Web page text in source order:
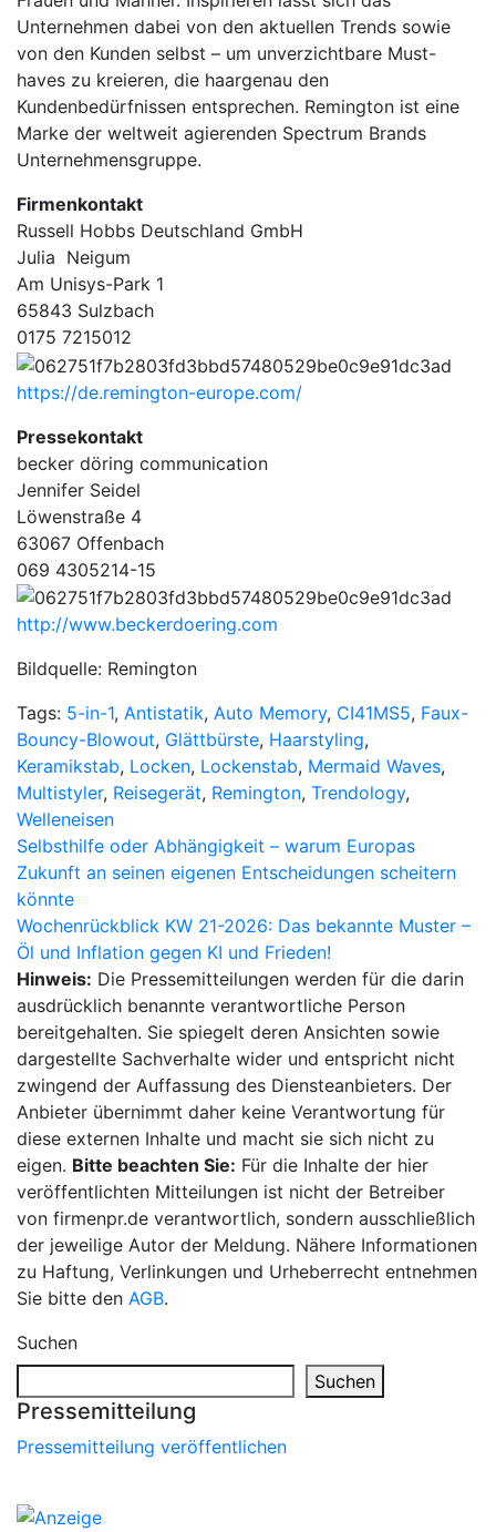
Unternehmen dabei von den aktuellen Trends sowie
von den Kunden selbst – um unverzichtbare Must-
haves zu kreieren, die haargenau den
Kundenbedürfnissen entsprechen. Remington ist eine
Marke der weltweit agierenden Spectrum Brands
Unternehmensgruppe.
Firmenkontakt
Russell Hobbs Deutschland GmbH
Julia Neigum
Am Unisys-Park 1
65843 Sulzbach
0175 7215012
https://de.remington-europe.com/
Pressekontakt
becker döring communication
Jennifer Seidel
Löwenstraße 4
63067 Offenbach
069 4305214-15
http://www.beckerdoering.com
Bildquelle: Remington
Tags: 5-in-1, Antistatik, Auto Memory, CI41MS5, Faux-
Bouncy-Blowout, Glättbürste, Haarstyling,
Keramikstab, Locken, Lockenstab, Mermaid Waves,
Multistyler, Reisegerät, Remington, Trendology,
Welleneisen
Beitragsnavigation
Selbsthilfe oder Abhängigkeit – warum Europas
Zukunft an seinen eigenen Entscheidungen scheitern
könnte
Wochenrückblick KW 21-2026: Das bekannte Muster –
Öl und Inflation gegen KI und Frieden!
Hinweis: Die Pressemitteilungen werden für die darin
ausdrücklich benannte verantwortliche Person
bereitgehalten. Sie spiegelt deren Ansichten sowie
dargestellte Sachverhalte wider und entspricht nicht
zwingend der Auffassung des Diensteanbieters. Der
Anbieter übernimmt daher keine Verantwortung für
diese externen Inhalte und macht sie sich nicht zu
eigen. Bitte beachten Sie: Für die Inhalte der hier
veröffentlichten Mitteilungen ist nicht der Betreiber
von firmenpr.de verantwortlich, sondern ausschließlich
der jeweilige Autor der Meldung. Nähere Informationen
zu Haftung, Verlinkungen und Urheberrecht entnehmen
Sie bitte den AGB.
Suchen
Suchen
Pressemitteilung
Pressemitteilung veröffentlichen